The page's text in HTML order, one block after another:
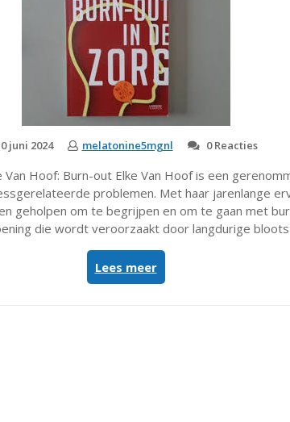
juni 2024 melatonine5mgnl 0 Reacties
Van Hoof: Burn-out Elke Van Hoof is een
problemen. Met haar jarenlange
geholpen om te begrijpen en om te gaan met
die wordt veroorzaakt door langdurige
Lees meer“Expert
Elke
Van